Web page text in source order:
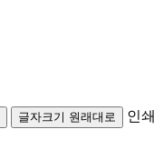
글자크기 원래대로 인쇄